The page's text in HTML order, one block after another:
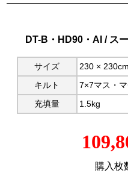
DT-B・HD90・AI / ス
サイズ
230 × 230cm
キルト
7×7マス・
充填量
1.5kg
購入枚